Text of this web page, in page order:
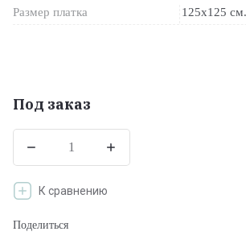
Размер платка 125х125 см.
Под заказ
К сравнению
Поделиться